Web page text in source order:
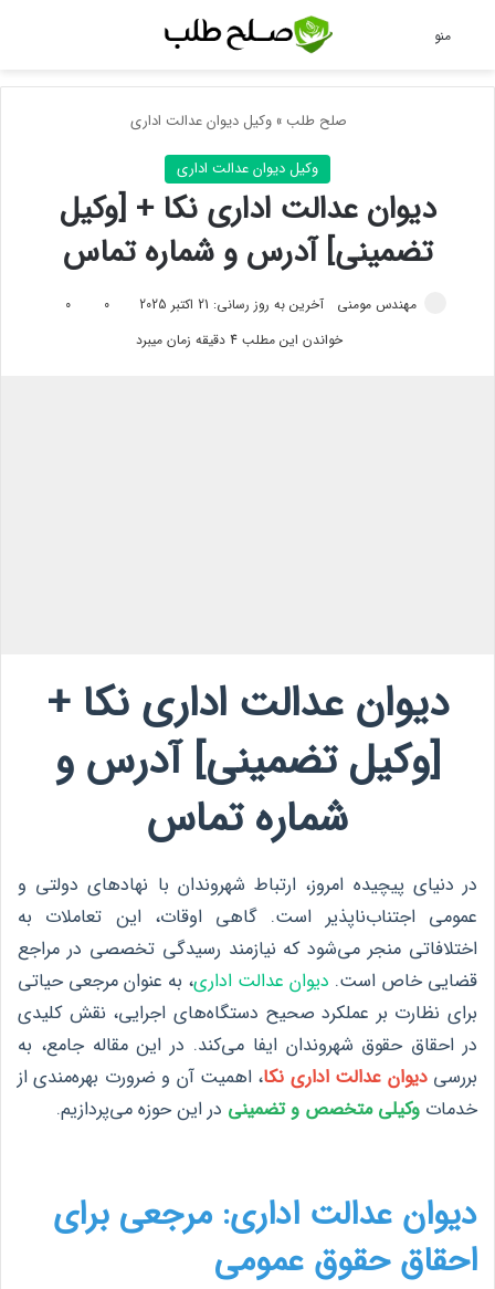
منو
صلح طلب » وکیل دیوان عدالت اداری
وکیل دیوان عدالت اداری
دیوان عدالت اداری نکا + [وکیل
تضمینی] آدرس و شماره تماس
مهندس مومنی آخرین به روز رسانی: 21 اکتبر 2025 0
0
خواندن این مطلب 4 دقیقه زمان میبرد
دیوان عدالت اداری نکا +
[وکیل تضمینی] آدرس و
شماره تماس
در دنیای پیچیده امروز، ارتباط شهروندان با نهادهای دولتی و
عمومی اجتناب‌ناپذیر است. گاهی اوقات، این تعاملات به
اختلافاتی منجر می‌شود که نیازمند رسیدگی تخصصی در مراجع
قضایی خاص است. دیوان عدالت اداری، به عنوان مرجعی حیاتی
برای نظارت بر عملکرد صحیح دستگاه‌های اجرایی، نقش کلیدی
در احقاق حقوق شهروندان ایفا می‌کند. در این مقاله جامع، به
بررسیدیوان عدالت اداری نکا، اهمیت آن و ضرورت بهره‌مندی از
خدمات وکیلی متخصص و تضمینی در این حوزه می‌پردازیم.
دیوان عدالت اداری: مرجعی برای
احقاق حقوق عمومی